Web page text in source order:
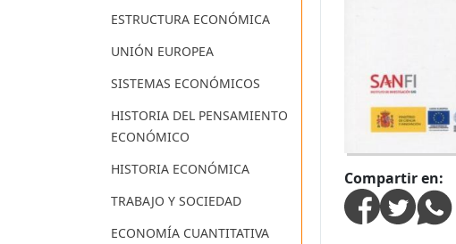
ESTRUCTURA ECONÓMICA
UNIÓN EUROPEA
SISTEMAS ECONÓMICOS
HISTORIA DEL PENSAMIENTO
ECONÓMICO
HISTORIA ECONÓMICA
TRABAJO Y SOCIEDAD
ECONOMÍA CUANTITATIVA
Compartir en: